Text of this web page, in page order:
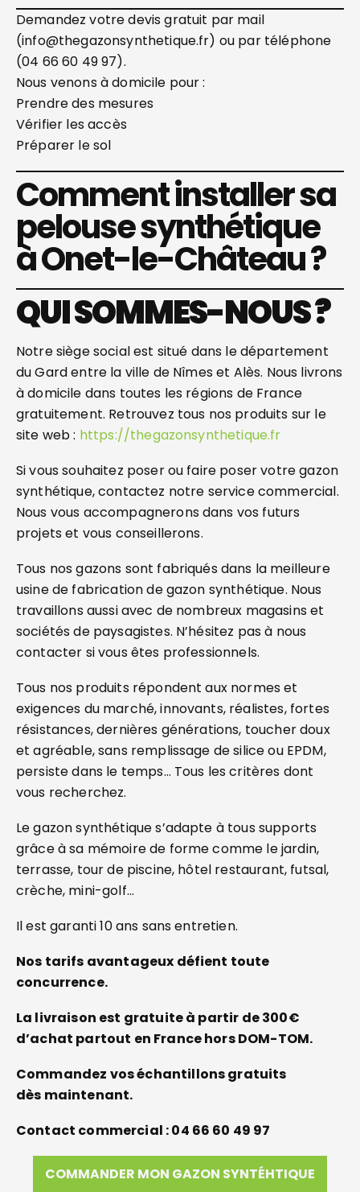
Demandez votre devis gratuit par mail
(info@thegazonsynthetique.fr) ou par téléphone
(04 66 60 49 97).
Nous venons à domicile pour :
Prendre des mesures
Vérifier les accès
Préparer le sol
Comment installer sa
pelouse synthétique
à Onet-le-Château ?
QUI SOMMES-NOUS ?
Notre siège social est situé dans le département
du Gard entre la ville de Nîmes et Alès. Nous livrons
à domicile dans toutes les régions de France
gratuitement. Retrouvez tous nos produits sur le
site web : https://thegazonsynthetique.fr
Si vous souhaitez poser ou faire poser votre gazon
synthétique, contactez notre service commercial.
Nous vous accompagnerons dans vos futurs
projets et vous conseillerons.
Tous nos gazons sont fabriqués dans la meilleure
usine de fabrication de gazon synthétique. Nous
travaillons aussi avec de nombreux magasins et
sociétés de paysagistes. N’hésitez pas à nous
contacter si vous êtes professionnels.
Tous nos produits répondent aux normes et
exigences du marché, innovants, réalistes, fortes
résistances, dernières générations, toucher doux
et agréable, sans remplissage de silice ou EPDM,
persiste dans le temps… Tous les critères dont
vous recherchez.
Le gazon synthétique s’adapte à tous supports
grâce à sa mémoire de forme comme le jardin,
terrasse, tour de piscine, hôtel restaurant, futsal,
crèche, mini-golf…
Il est garanti 10 ans sans entretien.
Nos tarifs avantageux défient toute
concurrence.
La livraison est gratuite à partir de 300€
d’achat partout en France hors DOM-TOM.
Commandez vos échantillons gratuits
dès maintenant.
Contact commercial : 04 66 60 49 97
COMMANDER MON GAZON SYNTÉHTIQUE